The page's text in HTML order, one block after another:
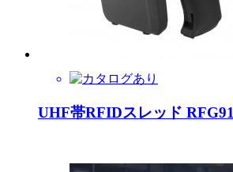
UHF帯RFIDスレッド RFG91